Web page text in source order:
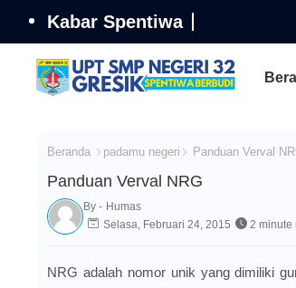
Kabar Spentiwa
Beranda padamu negeri Panduan Verval
Panduan Verval NRG
By - Humas
Selasa, Februari 24, 2015
2 minute
NRG adalah nomor unik yang dimiliki